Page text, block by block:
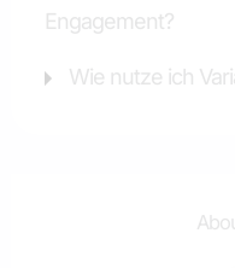
Engagement?
Wie nutze ich